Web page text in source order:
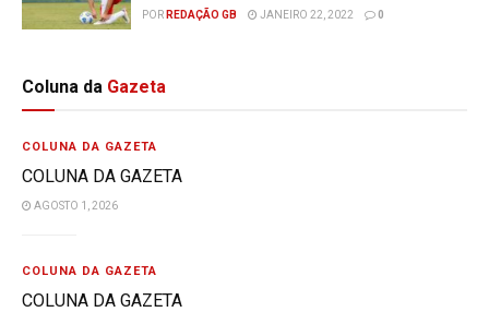
POR REDAÇÃO GB JANEIRO 22, 2022 0
Coluna da Gazeta
COLUNA DA GAZETA
COLUNA DA GAZETA
AGOSTO 1, 2026
COLUNA DA GAZETA
COLUNA DA GAZETA